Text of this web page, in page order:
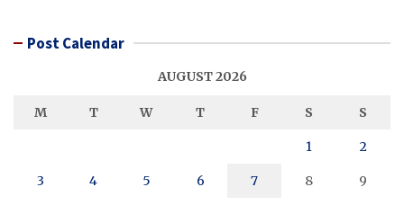
Post Calendar
AUGUST 2026
M T W T F S S
1 2
3 4 5 6 7 8 9